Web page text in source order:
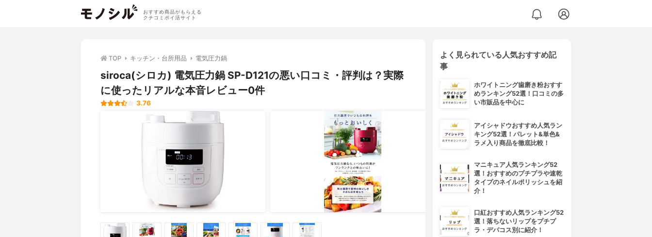
おすすめ商品がもらえる
クチコミポイ活サイト
TOP キッチン・台所用品 電気圧力鍋
siroca(シロカ) 電気圧力鍋 SP-D121の悪い口コミ・評判は？実際
に使ったリアルな本音レビュー0件
3.76
よく見られている人気おすすめ記
事
ホワイトニング歯磨き粉おすす
めランキング52選！口コミの多
い市販品を中心に
アイシャドウおすすめ人気ラン
キング52選！パレット&単色&
ラメ入り商品を徹底比較！
マニキュア人気ランキング52
選！おすすめのプチプラや速乾
タイプのネイルポリッシュを紹
介！
口紅おすすめ人気ランキング52
選！落ちないリップをプチプ
ラ・デパコス別に紹介！